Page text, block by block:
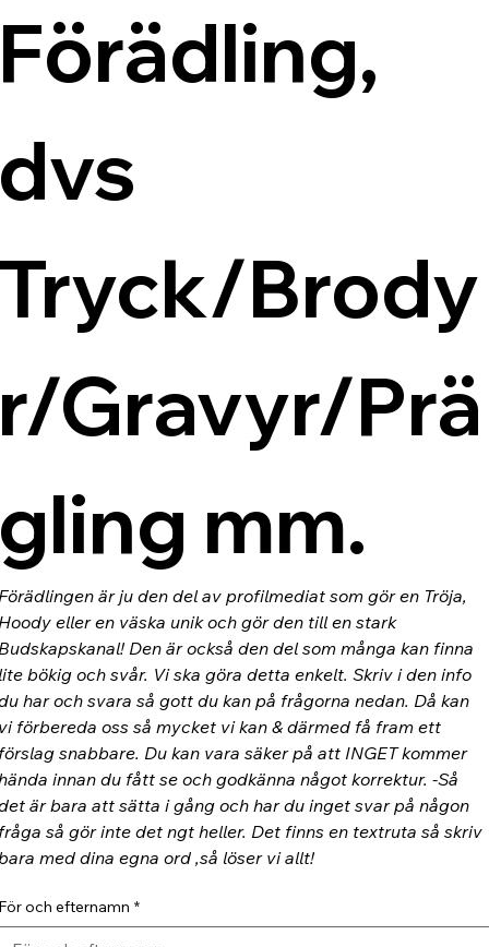
Brody
Gravyr/Prä
mm.
är ju den del av profilmediat som gör en Tröja,
eller en väska unik och gör den till en stark
Den är också den del som många kan finna
bökig och svår. Vi ska göra detta enkelt. Skriv i den info
har och svara så gott du kan på frågorna nedan. Då kan
förbereda oss så mycket vi kan & därmed få fram ett
snabbare. Du kan vara säker på att INGET kommer
innan du fått se och godkänna något korrektur. -Så
är bara att sätta i gång och har du inget svar på någon
så gör inte det ngt heller. Det finns en textruta så skriv
med dina egna ord ,så löser vi allt!
och efternamn *